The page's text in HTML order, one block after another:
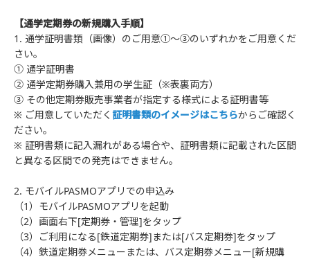
【通学定期券の新規購入手順】
1. 通学証明書類（画像）のご用意①～③のいずれかをご用意くだ
さい。
① 通学証明書
② 通学定期券購入兼用の学生証（※表裏両方）
③ その他定期券販売事業者が指定する様式による証明書等
※ ご用意していただく 証明書類のイメージはこちらからご確認く
ださい。
※ 証明書類に記入漏れがある場合や、証明書類に記載された区間
と異なる区間での発売はできません。
2. モバイルPASMOアプリでの申込み
（1）モバイルPASMOアプリを起動
（2）画面右下[定期券・管理]をタップ
（3）ご利用になる[鉄道定期券]または[バス定期券]をタップ
（4）鉄道定期券メニューまたは、バス定期券メニュー[新規購